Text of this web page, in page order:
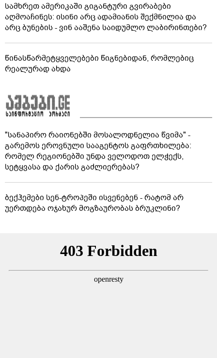
სამხრეთ ამერიკაში გიგანტური გვირაბები
აღმოაჩინეს: ისინი არც ადამიანის შექმნილია და
არც ბუნების - ვინ ააშენა საიდუმლო ლაბირინთები?
წინასწარმეტყველებები წიგნებიდან, რომლებიც
რეალურად ახდა
"სანაპირო რაიონებში მოსალოდნელია წვიმა" -
გარემოს ეროვნული სააგენტოს გაფრთხილება:
რომელ რეგიონებში უნდა ველოდოთ ელჭექს,
სეტყვასა და ქარის გაძლიერებას?
ბექჰემები სენ-ტროპეში ისვენებენ - რატომ არ
უერთდება ოჯახურ მოგზაურობას ბრუკლინი?